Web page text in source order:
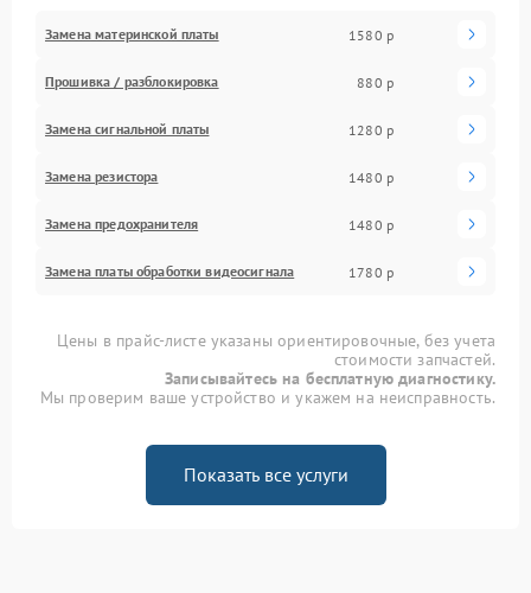
Замена материнской платы 1580 р
Прошивка / разблокировка 880 р
Замена сигнальной платы 1280 р
Замена резистора 1480 р
Замена предохранителя 1480 р
Замена платы обработки видеосигнала 1780 р
Цены в прайс-листе указаны ориентировочные, без учета
стоимости запчастей.
Записывайтесь на бесплатную диагностику.
Мы проверим ваше устройство и укажем на неисправность.
Показать все услуги